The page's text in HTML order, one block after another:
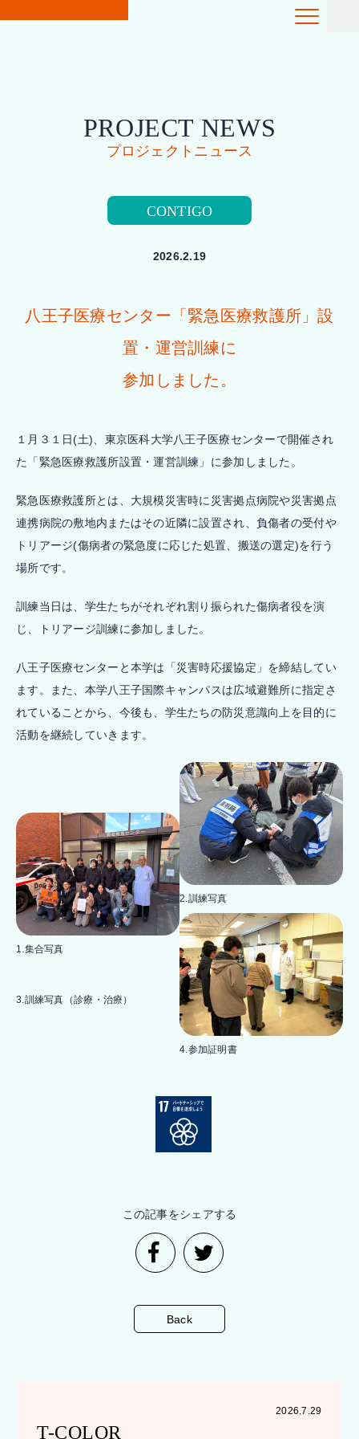
PROJECT NEWS
プロジェクトニュース
CONTIGO
2026.2.19
八王子医療センター「緊急医療救護所」設
置・運営訓練に
参加しました。
１月３１日(土)、東京医科大学八王子医療センターで開催され
た「緊急医療救護所設置・運営訓練」に参加しました。
緊急医療救護所とは、大規模災害時に災害拠点病院や災害拠点
連携病院の敷地内またはその近隣に設置され、負傷者の受付や
トリアージ(傷病者の緊急度に応じた処置、搬送の選定)を行う
場所です。
訓練当日は、学生たちがそれぞれ割り振られた傷病者役を演
じ、トリアージ訓練に参加しました。
八王子医療センターと本学は「災害時応援協定」を締結してい
ます。また、本学八王子国際キャンパスは広域避難所に指定さ
れていることから、今後も、学生たちの防災意識向上を目的に
活動を継続していきます。
1.集合写真
3.訓練写真（診療・治療）
2.訓練写真
4.参加証明書
この記事をシェアする
Back
2026.7.29
T-COLOR